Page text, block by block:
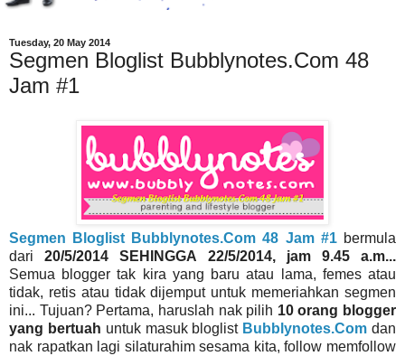
Tuesday, 20 May 2014
Segmen Bloglist Bubblynotes.Com 48
Jam #1
Segmen Bloglist Bubblynotes.Com 48 Jam #1 bermula
dari20/5/2014 SEHINGGA 22/5/2014, jam 9.45 a.m...
Semua blogger tak kira yang baru atau lama, femes atau
tidak, retis atau tidak dijemput untuk memeriahkan segmen
ini... Tujuan? Pertama, haruslah nak pilih 10 orang blogger
yang bertuah untuk masuk bloglist Bubblynotes.Com dan
nak rapatkan lagi silaturahim sesama kita, follow memfollow